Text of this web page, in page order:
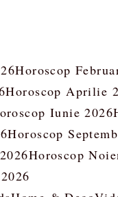
Horoscop
Horoscop Aprilie
Iunie 2026
Horoscop
Horoscop